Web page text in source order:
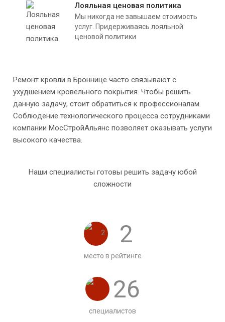
Лояльная ценовая политика
Мы никогда не завышаем стоимость
услуг. Придерживаясь лояльной
ценовой политики
Ремонт кровли в Броннице часто связывают с
ухудшением кровельного покрытия. Чтобы решить
данную задачу, стоит обратиться к профессионалам.
Соблюдение технологического процесса сотрудниками
компании МосСтройАльянс позволяет оказывать услуги
высокого качества.
Наши специалисты готовы решить задачу юбой
сложности
2
место в рейтинге
26
специалистов